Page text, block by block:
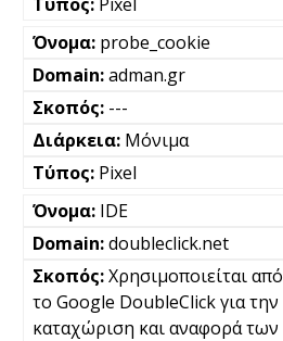
probe_cookie
adman.gr
---
Μόνιμα
Pixel
IDE
doubleclick.net
Χρησιμοποιείται από
το Google DoubleClick για την
καταχώριση και αναφορά των